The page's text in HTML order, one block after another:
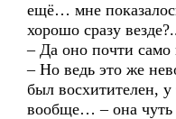
ещё… мне
хорошо сразу
– Да оно почти
– Но ведь это же
был восхитителен, у
вообще… – она чуть